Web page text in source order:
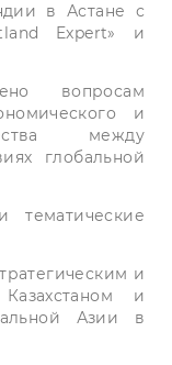
в Астане с
Expert» и
вопросам
и
между
глобальной
и
и
Азии в